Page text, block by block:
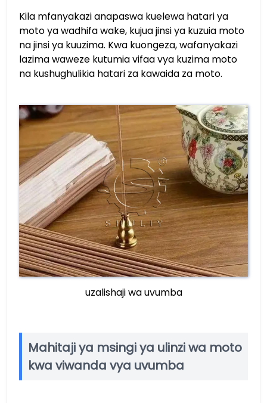
Kila mfanyakazi anapaswa kuelewa hatari ya
moto ya wadhifa wake, kujua jinsi ya kuzuia moto
na jinsi ya kuuzima. Kwa kuongeza, wafanyakazi
lazima waweze kutumia vifaa vya kuzima moto
na kushughulikia hatari za kawaida za moto.
uzalishaji wa uvumba
Mahitaji ya msingi ya ulinzi wa moto
kwa viwanda vya uvumba